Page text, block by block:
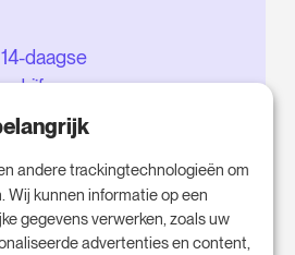
daagse
een
je gratis
te
andere trackingtechnologieën om
Wij kunnen informatie op een
gegevens verwerken, zoals uw
advertenties en content,